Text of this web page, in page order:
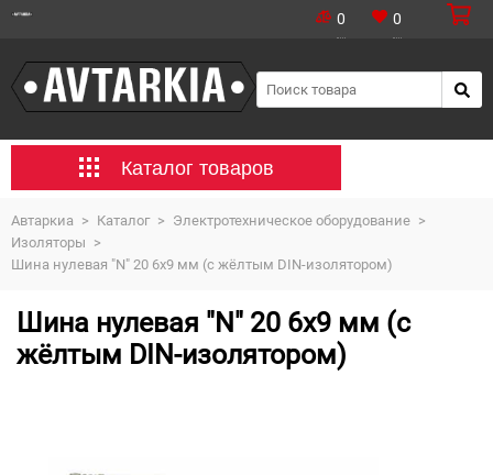
0 0
Каталог товаров
Автаркиа > Каталог > Электротехническое оборудование >
Изоляторы >
Шина нулевая "N" 20 6х9 мм (с жёлтым DIN-изолятором)
Шина нулевая "N" 20 6х9 мм (с
жёлтым DIN-изолятором)